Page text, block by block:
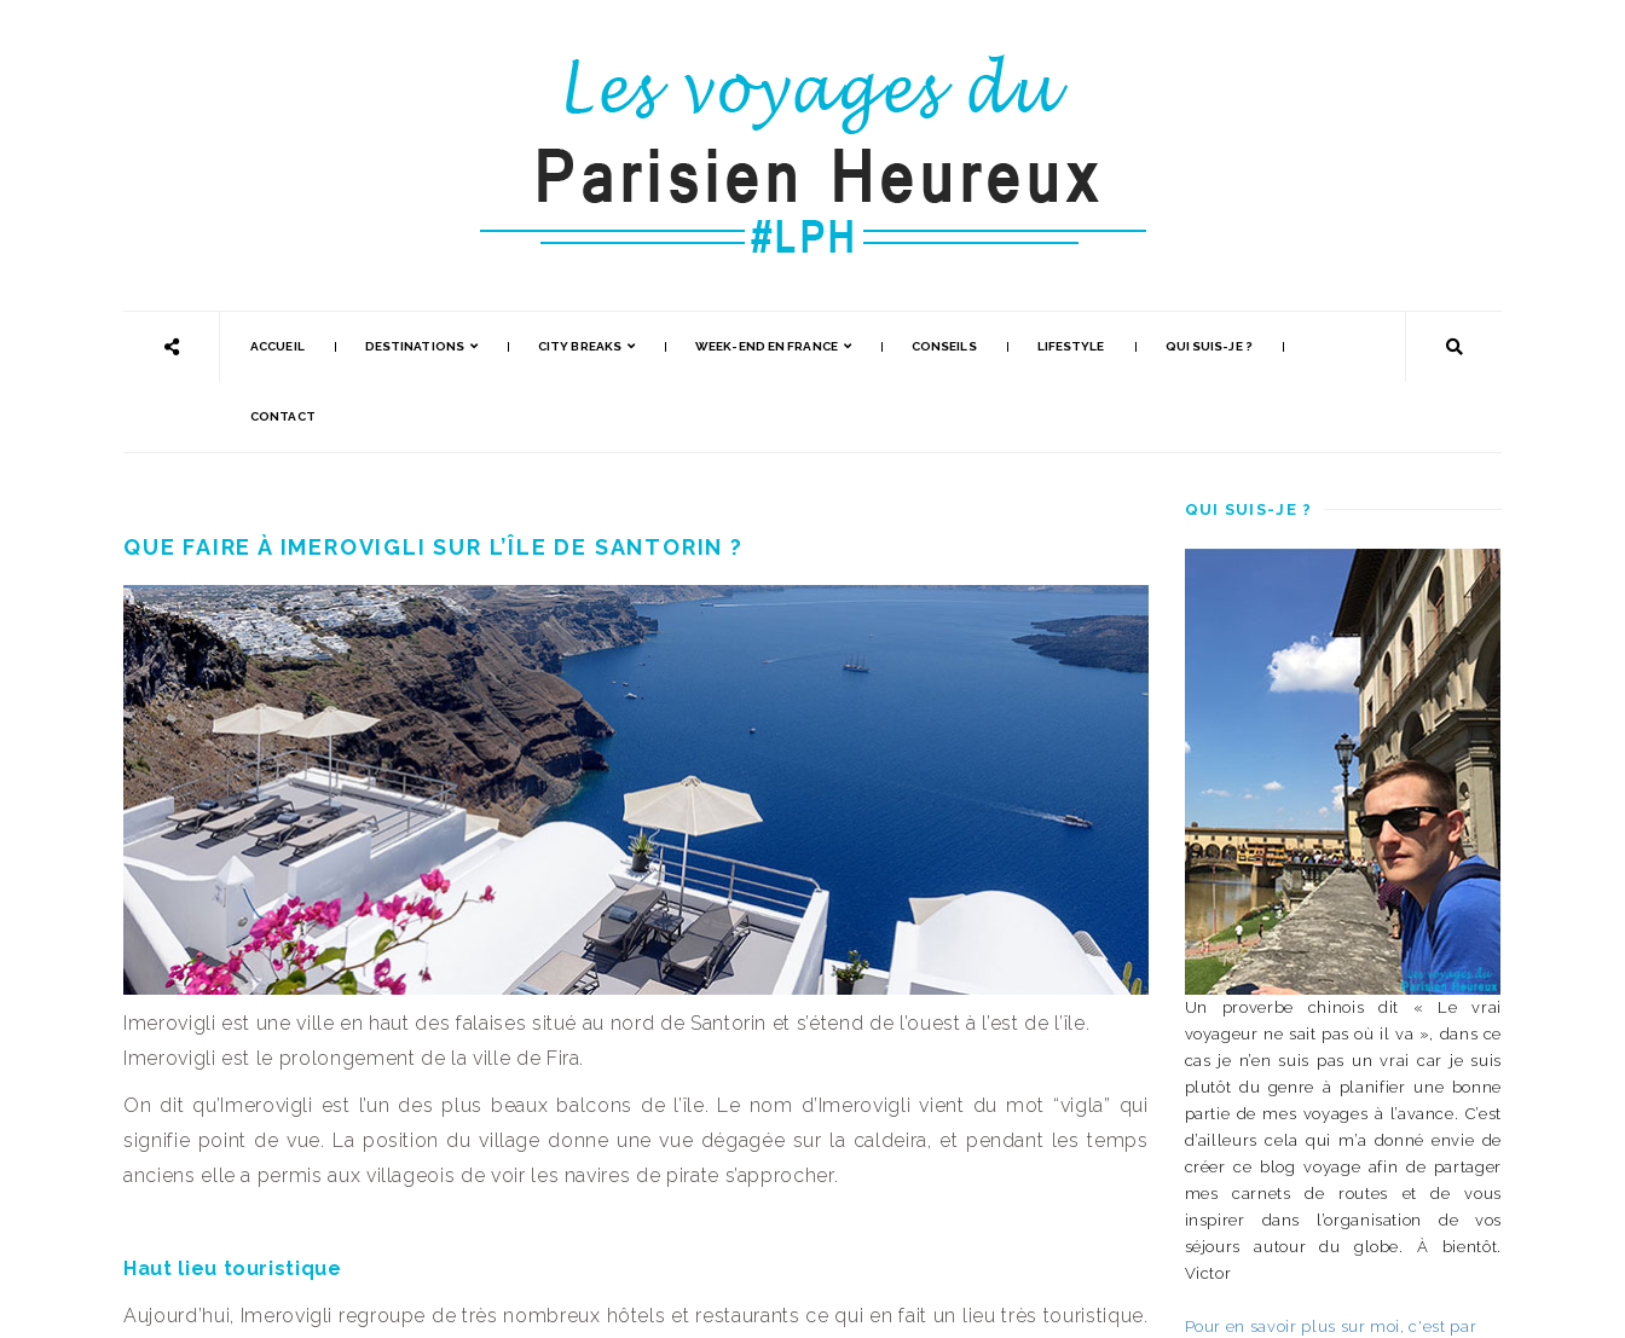
ACCUEIL DESTINATIONS CITY BREAKS WEEK-END EN FRANCE CONSEILS LIFESTYLE QUI SUIS-JE ?
CONTACT
QUE FAIRE À IMEROVIGLI SUR L’ÎLE DE SANTORIN ?
Imerovigli est une ville en haut des falaises situé au nord de Santorin et s’étend de l’ouest à l’est de l’île.
Imerovigli est le prolongement de la ville de Fira.
On dit qu’Imerovigli est l’un des plus beaux balcons de l’île. Le nom d’Imerovigli vient du mot “vigla” qui
signifie point de vue. La position du village donne une vue dégagée sur la caldeira, et pendant les temps
anciens elle a permis aux villageois de voir les navires de pirate s’approcher.
Haut lieu touristique
Aujourd’hui, Imerovigli regroupe de très nombreux hôtels et restaurants ce qui en fait un lieu très touristique.
QUI SUIS-JE ?
Un proverbe chinois dit « Le vrai
voyageur ne sait pas où il va », dans ce
cas je n’en suis pas un vrai car je suis
plutôt du genre à planifier une bonne
partie de mes voyages à l’avance. C’est
d’ailleurs cela qui m’a donné envie de
créer ce blog voyage afin de partager
mes carnets de routes et de vous
inspirer dans l’organisation de vos
séjours autour du globe. À bientôt.
Victor
Pour en savoir plus sur moi, c'est par